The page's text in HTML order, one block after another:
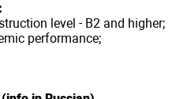
level - B2 and higher;
performance;